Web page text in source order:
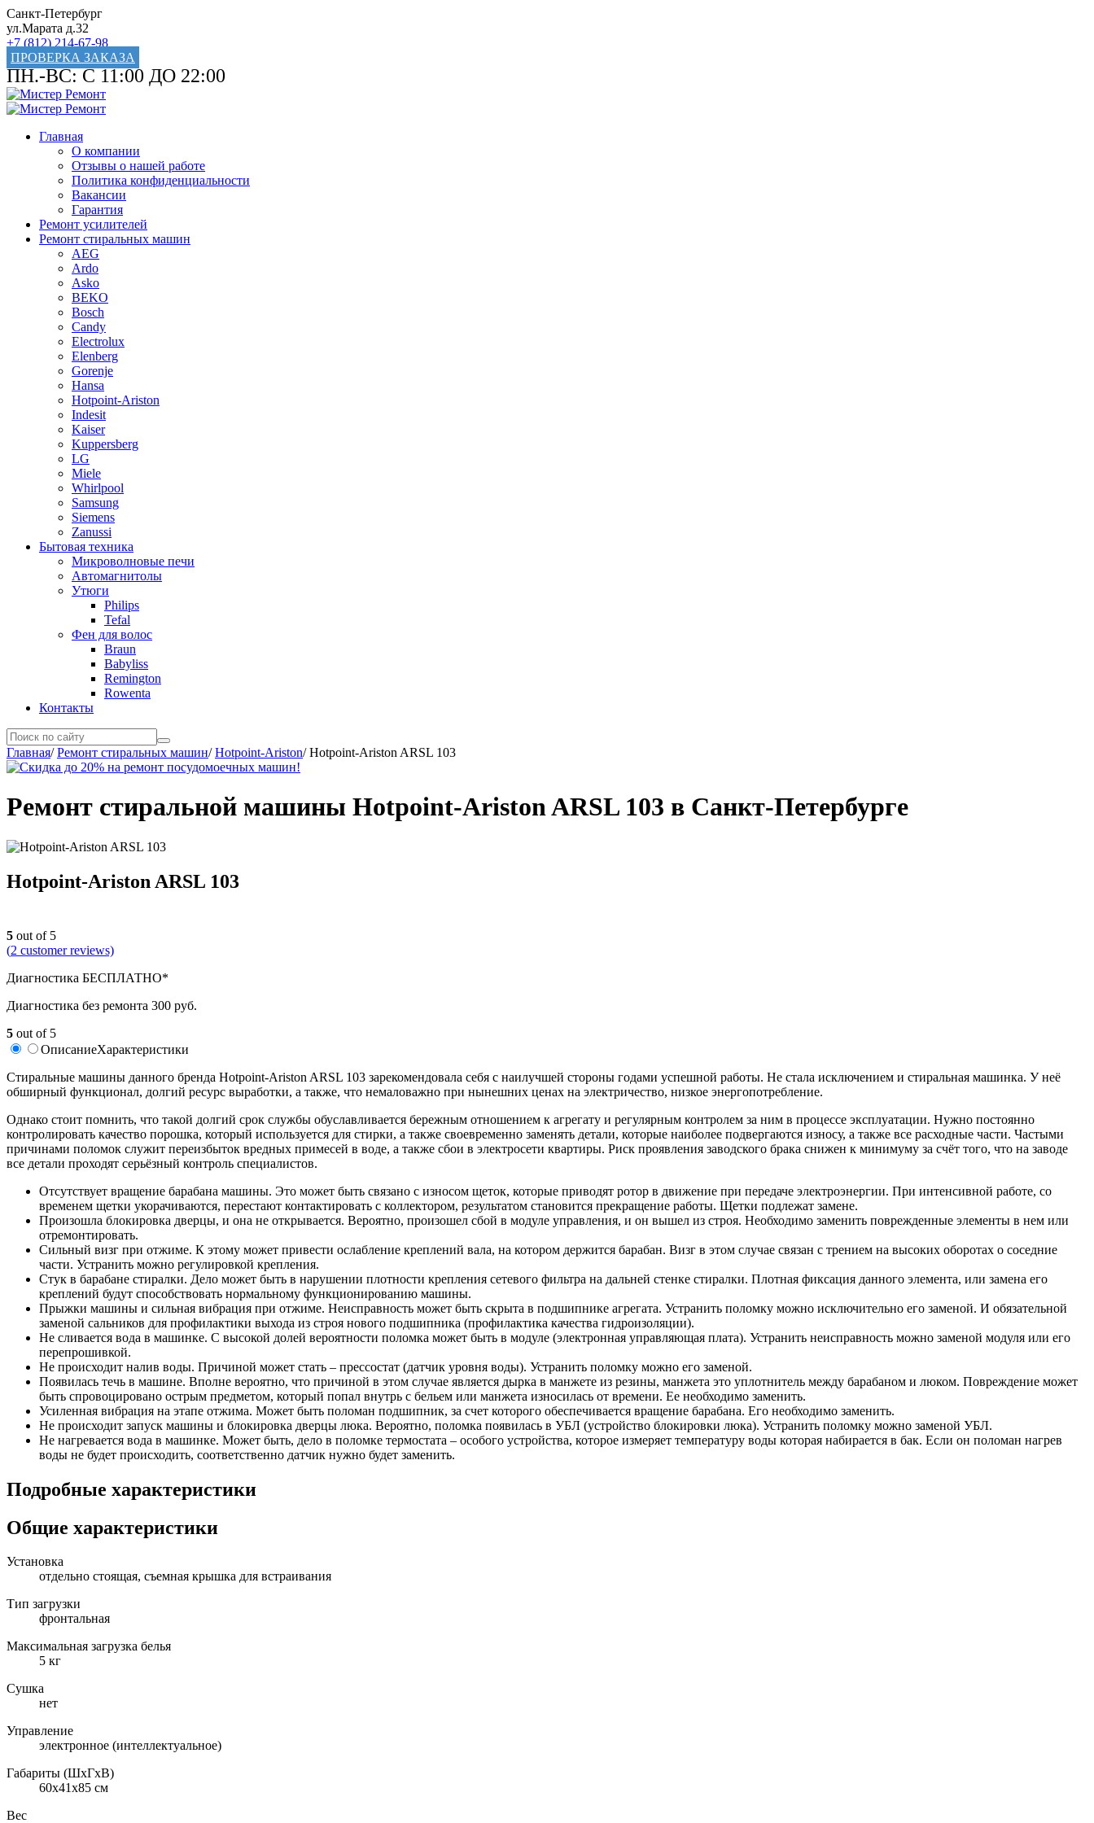
Санкт-Петербург
ул.Марата д.32
+7 (812) 214-67-98
ПРОВЕРКА ЗАКАЗА
ПН.-ВС: С 11:00 ДО 22:00
Главная
О компании
Отзывы о нашей работе
Политика конфиденциальности
Вакансии
Гарантия
Ремонт усилителей
Ремонт стиральных машин
AEG
Ardo
Asko
BEKO
Bosch
Candy
Electrolux
Elenberg
Gorenje
Hansa
Hotpoint-Ariston
Indesit
Kaiser
Kuppersberg
LG
Miele
Whirlpool
Samsung
Siemens
Zanussi
Бытовая техника
Микроволновые печи
Автомагнитолы
Утюги
Philips
Tefal
Фен для волос
Braun
Babyliss
Remington
Rowenta
Контакты
Главная/Ремонт стиральных машин/Hotpoint-Ariston/Hotpoint-Ariston ARSL 103
Ремонт стиральной машины Hotpoint-Ariston ARSL 103 в Санкт-Петербурге
Hotpoint-Ariston ARSL 103
5 out of 5
(2 customer reviews)
Диагностика БЕСПЛАТНО*
Диагностика без ремонта 300 руб.
5 out of 5
ОписаниеХарактеристики
Стиральные машины данного бренда Hotpoint-Ariston ARSL 103 зарекомендовала себя с наилучшей стороны годами успешной работы. Не стала исключением и стиральная машинка. У неё
обширный функционал, долгий ресурс выработки, а также, что немаловажно при нынешних ценах на электричество, низкое энергопотребление.
Однако стоит помнить, что такой долгий срок службы обуславливается бережным отношением к агрегату и регулярным контролем за ним в процессе эксплуатации. Нужно постоянно
контролировать качество порошка, который используется для стирки, а также своевременно заменять детали, которые наиболее подвергаются износу, а также все расходные части. Частыми
причинами поломок служит переизбыток вредных примесей в воде, а также сбои в электросети квартиры. Риск проявления заводского брака снижен к минимуму за счёт того, что на заводе
все детали проходят серьёзный контроль специалистов.
Отсутствует вращение барабана машины. Это может быть связано с износом щеток, которые приводят ротор в движение при передаче электроэнергии. При интенсивной работе, со
временем щетки укорачиваются, перестают контактировать с коллектором, результатом становится прекращение работы. Щетки подлежат замене.
Произошла блокировка дверцы, и она не открывается. Вероятно, произошел сбой в модуле управления, и он вышел из строя. Необходимо заменить поврежденные элементы в нем или
отремонтировать.
Сильный визг при отжиме. К этому может привести ослабление креплений вала, на котором держится барабан. Визг в этом случае связан с трением на высоких оборотах о соседние
части. Устранить можно регулировкой крепления.
Стук в барабане стиралки. Дело может быть в нарушении плотности крепления сетевого фильтра на дальней стенке стиралки. Плотная фиксация данного элемента, или замена его
креплений будут способствовать нормальному функционированию машины.
Прыжки машины и сильная вибрация при отжиме. Неисправность может быть скрыта в подшипнике агрегата. Устранить поломку можно исключительно его заменой. И обязательной
заменой сальников для профилактики выхода из строя нового подшипника (профилактика качества гидроизоляции).
Не сливается вода в машинке. С высокой долей вероятности поломка может быть в модуле (электронная управляющая плата). Устранить неисправность можно заменой модуля или его
перепрошивкой.
Не происходит налив воды. Причиной может стать – прессостат (датчик уровня воды). Устранить поломку можно его заменой.
Появилась течь в машине. Вполне вероятно, что причиной в этом случае является дырка в манжете из резины, манжета это уплотнитель между барабаном и люком. Повреждение может
быть спровоцировано острым предметом, который попал внутрь с бельем или манжета износилась от времени. Ее необходимо заменить.
Усиленная вибрация на этапе отжима. Может быть поломан подшипник, за счет которого обеспечивается вращение барабана. Его необходимо заменить.
Не происходит запуск машины и блокировка дверцы люка. Вероятно, поломка появилась в УБЛ (устройство блокировки люка). Устранить поломку можно заменой УБЛ.
Не нагревается вода в машинке. Может быть, дело в поломке термостата – особого устройства, которое измеряет температуру воды которая набирается в бак. Если он поломан нагрев
воды не будет происходить, соответственно датчик нужно будет заменить.
Подробные характеристики
Общие характеристики
Установка
отдельно стоящая, съемная крышка для встраивания
Тип загрузки
фронтальная
Максимальная загрузка белья
5 кг
Сушка
нет
Управление
электронное (интеллектуальное)
Габариты (ШxГxВ)
60x41x85 см
Вес